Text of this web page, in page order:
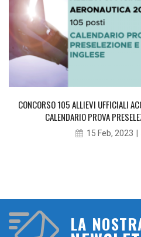
CONCORSO 105 ALLIEVI UFFICIALI
CALENDARIO PROVA
15 Feb, 2023
LA